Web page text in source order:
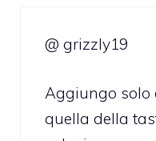
@ grizzly19
Aggiungo solo
quella della